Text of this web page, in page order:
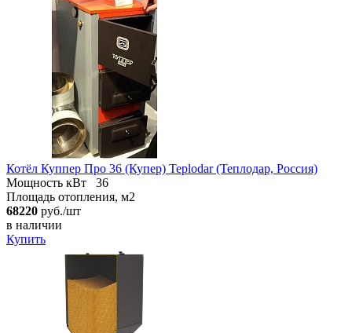
Котёл Куппер Про 36 (Купер) Teplodar (Теплодар, Россия)
Мощность кВт
36
Площадь отопления, м2
68220 руб./шт
в наличии
Купить